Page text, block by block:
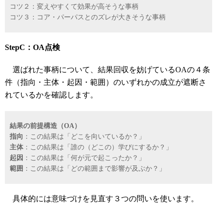
コツ２：変えやすくて効果が高そうな事柄
コツ３：コア・パーパスとのズレが大きそうな事柄
StepC：OA点検
選ばれた事柄について、結果回収を妨げているOAの４条
件（指向・主体・起因・範囲）のいずれかの成立が遮断さ
れているかを確認します。
結果の前提構造（OA）
指向 ：この結果は「どこを向いているか？」
主体 ：この結果は「誰の（どこの）学びにするか？」
起因 ：この結果は「何が元で起こったか？」
範囲 ：この結果は「どの範囲まで影響が及ぶか？」
具体的には意味づけを見直す３つの問いを使います。